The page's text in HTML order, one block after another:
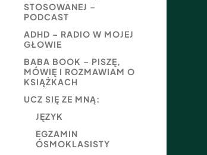
STOSOWANEJ –
PODCAST
ADHD – RADIO W MOJEJ
GŁOWIE
BABA BOOK – PISZĘ,
MÓWIĘ I ROZMAWIAM O
KSIĄŻKACH
UCZ SIĘ ZE MNĄ:
JĘZYK
EGZAMIN
ÓSMOKLASISTY